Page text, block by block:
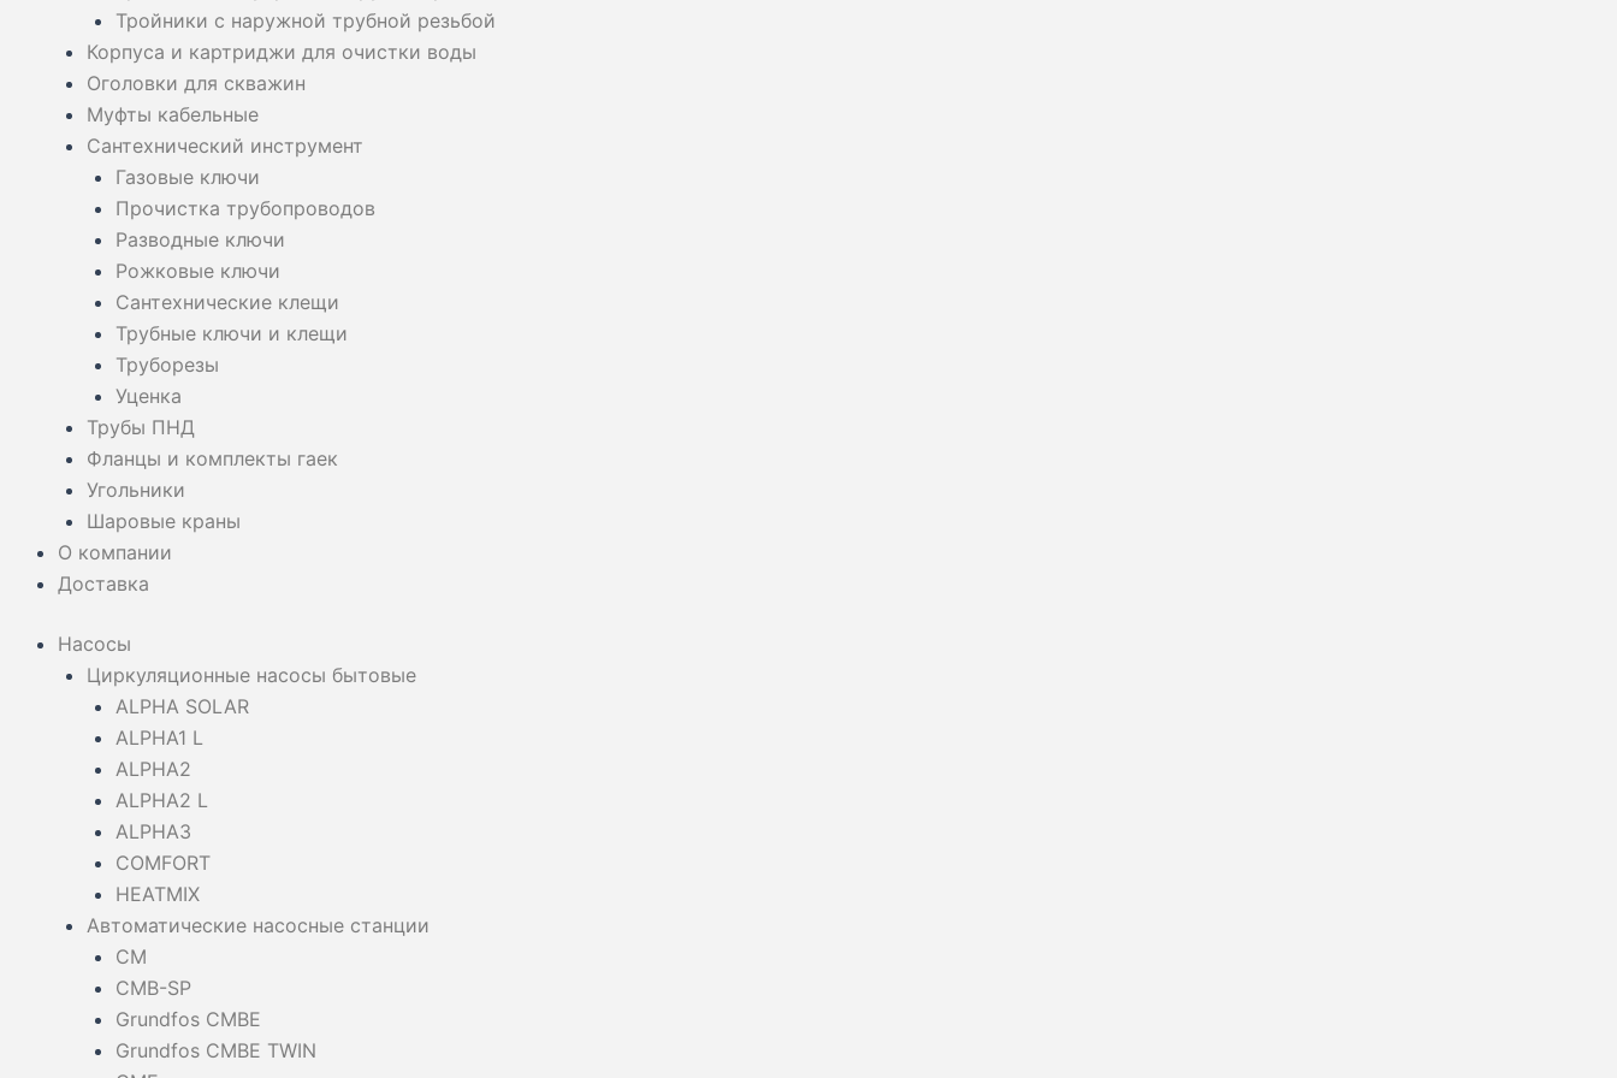
Тройники с наружной трубной резьбой
Корпуса и картриджи для очистки воды
Оголовки для скважин
Муфты кабельные
Сантехнический инструмент
Газовые ключи
Прочистка трубопроводов
Разводные ключи
Рожковые ключи
Сантехнические клещи
Трубные ключи и клещи
Труборезы
Уценка
Трубы ПНД
Фланцы и комплекты гаек
Угольники
Шаровые краны
О компании
Доставка
Насосы
Циркуляционные насосы бытовые
ALPHA SOLAR
ALPHA1 L
ALPHA2
ALPHA2 L
ALPHA3
COMFORT
HEATMIX
Автоматические насосные станции
CM
CMB-SP
Grundfos CMBE
Grundfos CMBE TWIN